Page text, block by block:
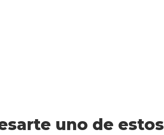
uno de estos